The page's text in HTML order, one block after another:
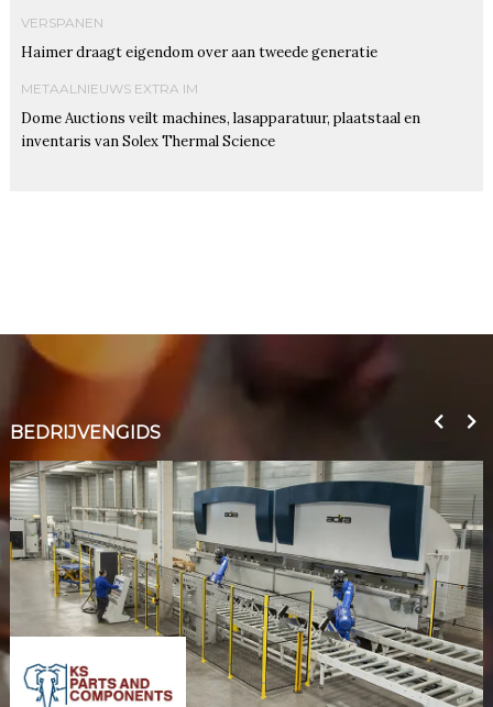
VERSPANEN
Haimer draagt eigendom over aan tweede generatie
METAALNIEUWS EXTRA IM
Dome Auctions veilt machines, lasapparatuur, plaatstaal en
inventaris van Solex Thermal Science
BEDRIJVENGIDS